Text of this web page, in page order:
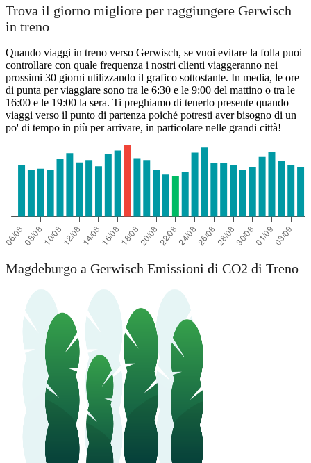
Trova il giorno migliore per raggiungere Gerwisch
in treno
Quando viaggi in treno verso Gerwisch, se vuoi evitare la folla puoi
controllare con quale frequenza i nostri clienti viaggeranno nei
prossimi 30 giorni utilizzando il grafico sottostante. In media, le ore
di punta per viaggiare sono tra le 6:30 e le 9:00 del mattino o tra le
16:00 e le 19:00 la sera. Ti preghiamo di tenerlo presente quando
viaggi verso il punto di partenza poiché potresti aver bisogno di un
po' di tempo in più per arrivare, in particolare nelle grandi città!
Magdeburgo a Gerwisch Emissioni di CO2 di Treno